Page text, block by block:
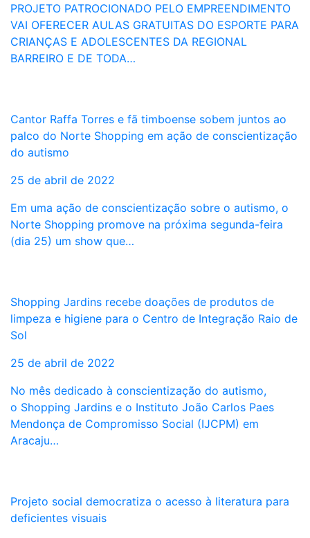
PROJETO PATROCIONADO PELO EMPREENDIMENTO
VAI OFERECER AULAS GRATUITAS DO ESPORTE PARA
CRIANÇAS E ADOLESCENTES DA REGIONAL
BARREIRO E DE TODA…
Cantor Raffa Torres e fã timboense sobem juntos ao
palco do Norte Shopping em ação de conscientização
do autismo
25 de abril de 2022
Em uma ação de conscientização sobre o autismo, o
Norte Shopping promove na próxima segunda-feira
(dia 25) um show que…
Shopping Jardins recebe doações de produtos de
limpeza e higiene para o Centro de Integração Raio de
Sol
25 de abril de 2022
No mês dedicado à conscientização do autismo,
o Shopping Jardins e o Instituto João Carlos Paes
Mendonça de Compromisso Social (IJCPM) em
Aracaju…
Projeto social democratiza o acesso à literatura para
deficientes visuais